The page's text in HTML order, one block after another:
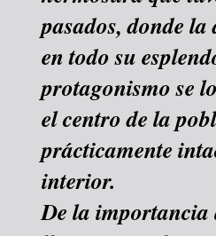
pasados, donde
en todo su
protagonismo se
el centro de la
prácticamente
interior.
De la importancia